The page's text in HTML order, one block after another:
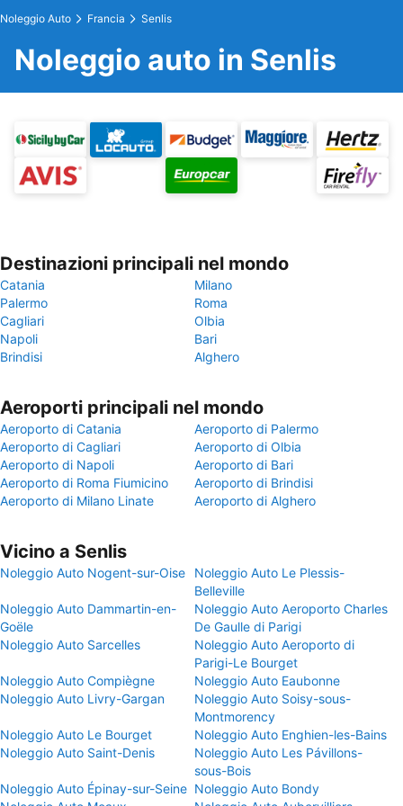
Noleggio Auto Francia Senlis
Noleggio auto in Senlis
Destinazioni principali nel mondo
Catania
Milano
Palermo
Roma
Cagliari
Olbia
Napoli
Bari
Brindisi
Alghero
Aeroporti principali nel mondo
Aeroporto di Catania
Aeroporto di Palermo
Aeroporto di Cagliari
Aeroporto di Olbia
Aeroporto di Napoli
Aeroporto di Bari
Aeroporto di Roma Fiumicino
Aeroporto di Brindisi
Aeroporto di Milano Linate
Aeroporto di Alghero
Vicino a Senlis
Noleggio Auto Nogent-sur-Oise
Noleggio Auto Le Plessis-
Belleville
Noleggio Auto Dammartin-en-
Goële
Noleggio Auto Aeroporto Charles
De Gaulle di Parigi
Noleggio Auto Sarcelles
Noleggio Auto Aeroporto di
Parigi-Le Bourget
Noleggio Auto Compiègne
Noleggio Auto Eaubonne
Noleggio Auto Livry-Gargan
Noleggio Auto Soisy-sous-
Montmorency
Noleggio Auto Le Bourget
Noleggio Auto Enghien-les-Bains
Noleggio Auto Saint-Denis
Noleggio Auto Les Pávillons-
sous-Bois
Noleggio Auto Épinay-sur-Seine Noleggio Auto Bondy